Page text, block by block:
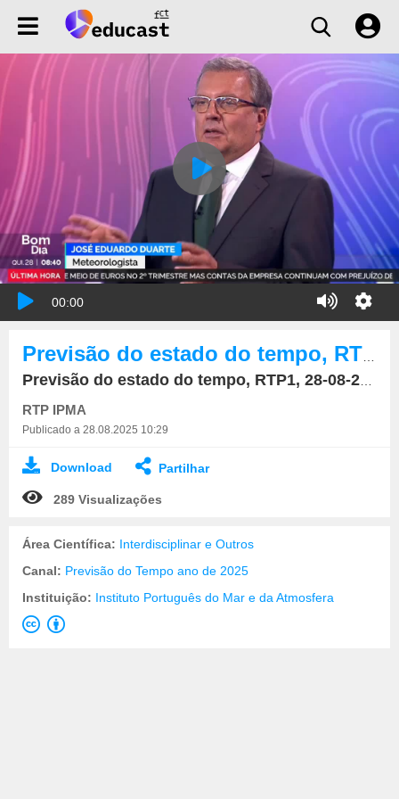
00:00
Previsão do estado do tempo, RTP1, 28-08-2025, IPMA.
RTP IPMA
Publicado a 28.08.2025 10:29
Download Partilhar
289 Visualizações
Área Científica: Interdisciplinar e Outros
Canal: Previsão do Tempo ano de 2025
Instituição: Instituto Português do Mar e da Atmosfera